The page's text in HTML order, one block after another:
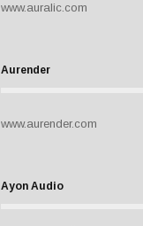
www.auralic.com
Aurender
www.aurender.com
Ayon Audio